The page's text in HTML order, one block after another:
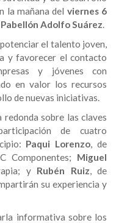
la mañana del viernes 6
Pabellón Adolfo Suárez.
el talento joven,
y favorecer el contacto
y jóvenes con
en valor los recursos
de nuevas iniciativas.
sobre las claves
de cuatro
Paqui Lorenzo, de
Componentes; Miguel
y Rubén Ruiz, de
su experiencia y
informativa sobre los